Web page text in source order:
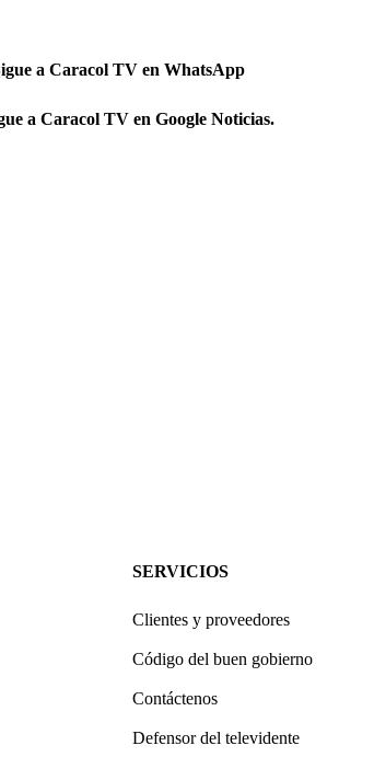
a Caracol TV en WhatsApp
a Caracol TV en Google Noticias.
SERVICIOS
Clientes y proveedores
Código del buen gobierno
Contáctenos
Defensor del televidente